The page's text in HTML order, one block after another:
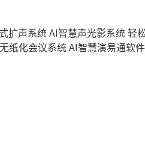
扩声系统AI智慧声光影系统轻
纸化会议系统AI智慧演易通软件